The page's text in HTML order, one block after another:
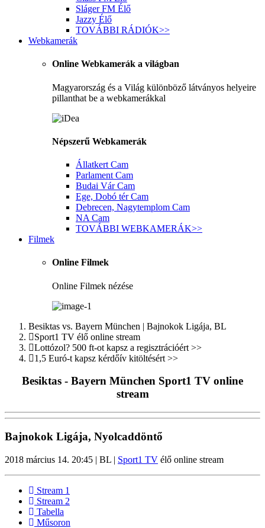
Sláger FM Élő
Jazzy Élő
TOVÁBBI RÁDIÓK>>
Webkamerák
Online Webkamerák a világban
Magyarország és a Világ különböző látványos helyeire
pillanthat be a webkamerákkal
Népszerű Webkamerák
Állatkert Cam
Parlament Cam
Budai VárCam
Ege, Dobó térCam
Debrecen, Nagytemplom Cam
NA Cam
TOVÁBBI WEBKAMERÁK>>
Filmek
Online Filmek
Online Filmek nézése
Besiktas vs. Bayern München | Bajnokok Ligája, BL
Sport1 TV élő online stream
Lottózol? 500 ft-ot kapsz a regisztrációért >>
1,5 Euró-t kapsz kérdőív kitöltésért >>
Besiktas - Bayern München Sport1 TV online
stream
Bajnokok Ligája, Nyolcaddöntő
2018 március 14. 20:45 | BL | Sport1 TV élő online stream
Stream 1
Stream 2
Tabella
Műsoron